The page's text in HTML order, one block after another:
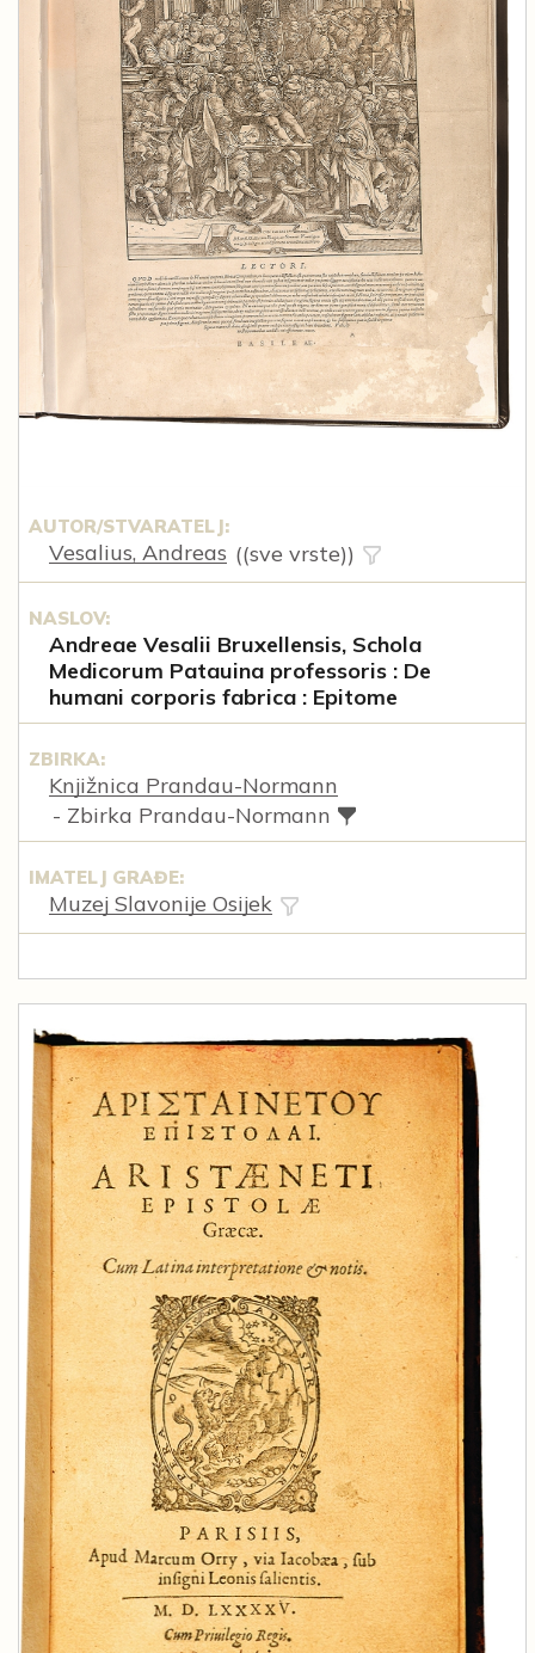
AUTOR/STVARATELJ:
Vesalius, Andreas ((sve vrste))
NASLOV:
Andreae Vesalii Bruxellensis, Schola
Medicorum Patauina professoris : De
humani corporis fabrica : Epitome
ZBIRKA:
Knjižnica Prandau-Normann
- Zbirka Prandau-Normann
IMATELJ GRAĐE:
Muzej Slavonije Osijek